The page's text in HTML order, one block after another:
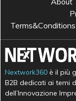
Nextwork360 è il più
B2B dedicati ai temi
dell’Innovazione